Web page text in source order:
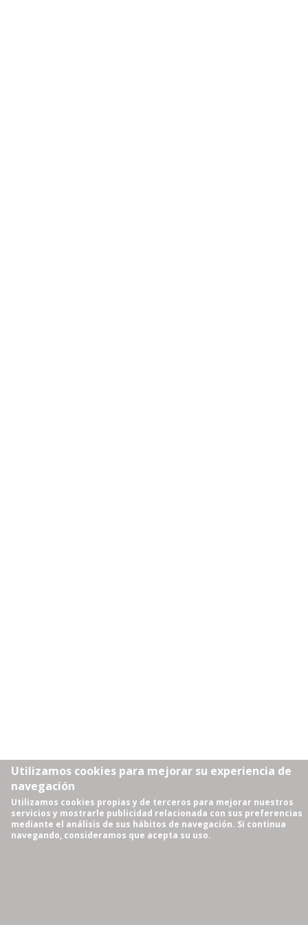
Utilizamos cookies para mejorar su experiencia de
navegación
Utilizamos cookies propias y de terceros para mejorar nuestros
servicios y mostrarle publicidad relacionada con sus preferencias
mediante el análisis de sus hábitos de navegación. Si continua
navegando, consideramos que acepta su uso.